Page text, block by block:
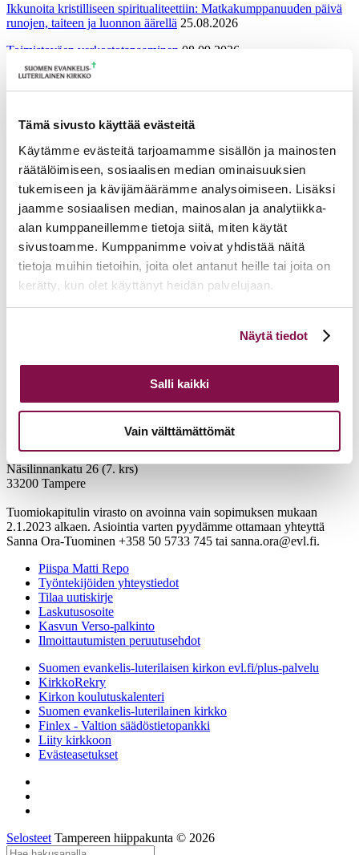
Tämä sivusto käyttää evästeitä
Käytämme evästeitä tarjoamamme sisällön ja mainosten
räätälöimiseen, sosiaalisen median ominaisuuksien
tukemiseen ja kävijämäärämme analysoimiseen. Lisäksi
jaamme sosiaalisen median, mainosalan ja analytiikka-
alan kumppaneillemme tietoja siitä, miten käytät
sivustoamme. Kumppanimme voivat yhdistää näitä
tietoja muihin tietoihin, joita olet antanut heille tai joita on
kerätty, kun olet käyttänyt heidän palvelujaan.
linkistä.
Näytä tiedot
Salli kaikki
Vain välttämättömät
Ikkunoita kristilliseen spiritualiteettiin: Matkakumppanuuden päivä
runojen, taiteen ja luonnon äärellä 25.08.2026
Toimistoväen verkostotapaaminen 08.09.2026
Takaisin tapahtumiin
Tampereen hiippakunnan tuomiokapituli
Näsilinnankatu 26 (7. krs)
33200 Tampere
Tuomiokapitulin virasto on avoinna vain sopimuksen mukaan
2.1.2023 alkaen. Asiointia varten pyydämme ottamaan yhteyttä
Sanna Ora-Tuominen +358 50 5733 745 tai sanna.ora@evl.fi.
Piispa Matti Repo
Työntekijöiden yhteystiedot
Tilaa uutiskirje
Laskutusosoite
Kasvun Verso-palkinto
Ilmoittautumisten peruutusehdot
Suomen evankelis-luterilaisen kirkon evl.fi/plus-palvelu
KirkkoRekry
Kirkon koulutuskalenteri
Suomen evankelis-luterilainen kirkko
Finlex - Valtion säädöstietopankki
Liity kirkkoon
Evästeasetukset
Selosteet Tampereen hiippakunta © 2026